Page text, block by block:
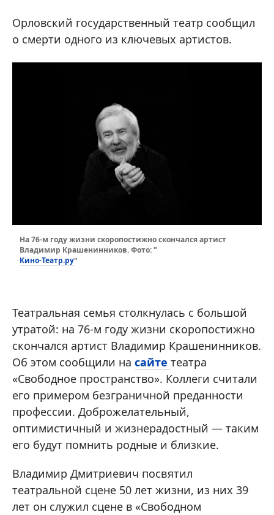
Орловский государственный театр сообщил
о смерти одного из ключевых артистов.
На 76-м году жизни скоропостижно скончался артист
Владимир Крашенинников. Фото: "
Кино-Театр.ру"
Театральная семья столкнулась с большой
утратой: на 76-м году жизни скоропостижно
скончался артист Владимир Крашенинников.
Об этом сообщили на сайте театра
«Свободное пространство». Коллеги считали
его примером безграничной преданности
профессии. Доброжелательный,
оптимистичный и жизнерадостный — таким
его будут помнить родные и близкие.
Владимир Дмитриевич посвятил
театральной сцене 50 лет жизни, из них 39
лет он служил сцене в «Свободном